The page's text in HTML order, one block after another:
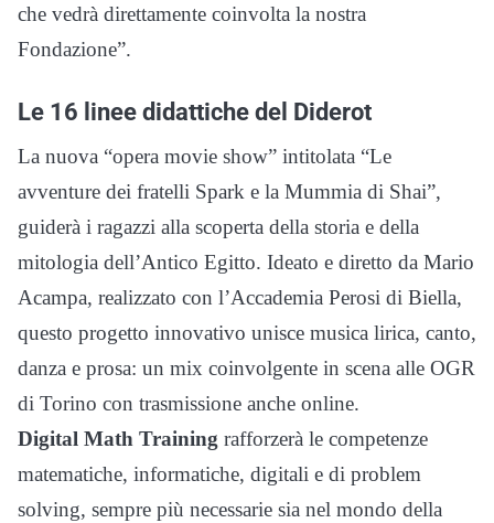
che vedrà direttamente coinvolta la nostra
Fondazione”.
Le 16 linee didattiche del Diderot
La nuova “opera movie show” intitolata “Le
avventure dei fratelli Spark e la Mummia di Shai”,
guiderà i ragazzi alla scoperta della storia e della
mitologia dell’Antico Egitto. Ideato e diretto da Mario
Acampa, realizzato con l’Accademia Perosi di Biella,
questo progetto innovativo unisce musica lirica, canto,
danza e prosa: un mix coinvolgente in scena alle OGR
di Torino con trasmissione anche online.
Digital Math Training rafforzerà le competenze
matematiche, informatiche, digitali e di problem
solving, sempre più necessarie sia nel mondo della